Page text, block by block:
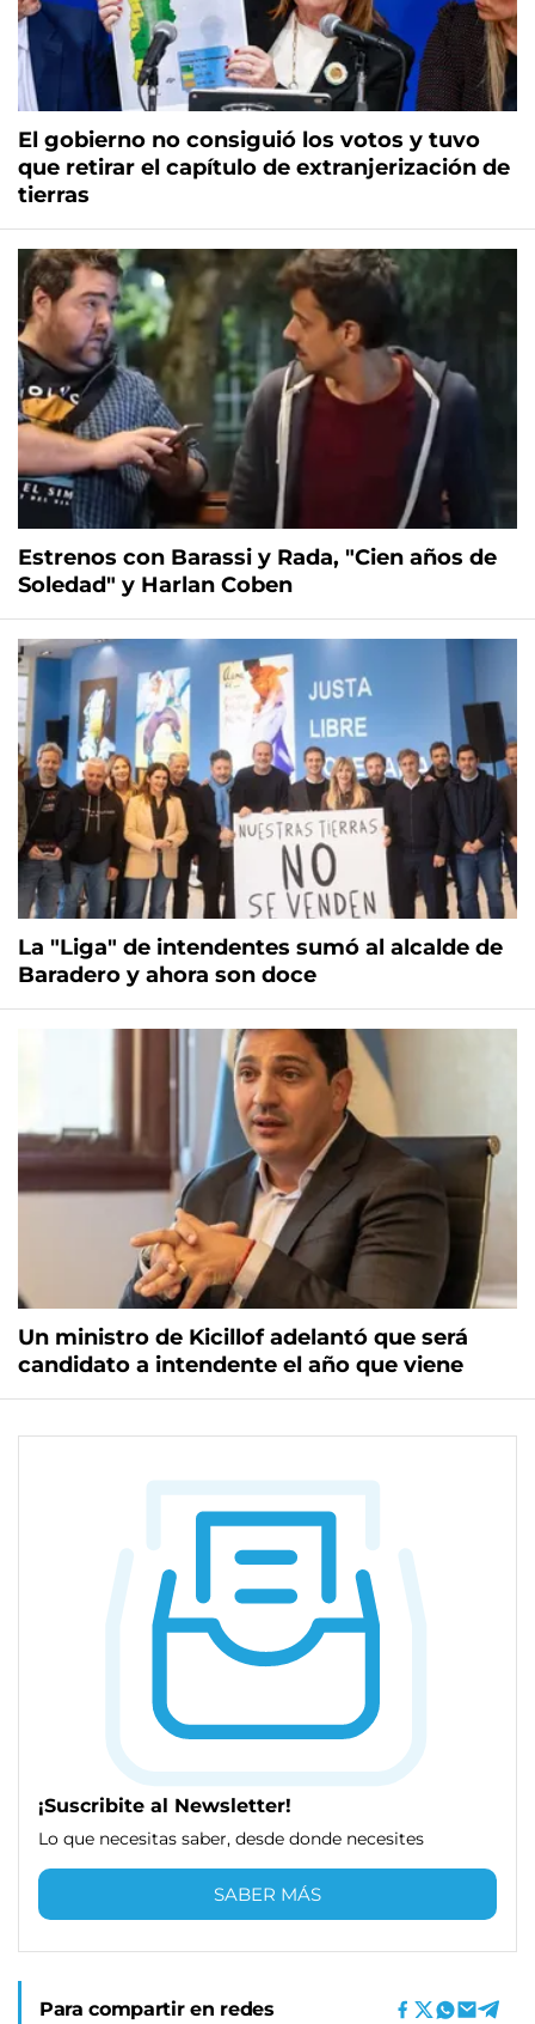
El gobierno no consiguió los votos y tuvo
que retirar el capítulo de extranjerización de
tierras
Estrenos con Barassi y Rada, "Cien años de
Soledad" y Harlan Coben
La "Liga" de intendentes sumó al alcalde de
Baradero y ahora son doce
Un ministro de Kicillof adelantó que será
candidato a intendente el año que viene
¡Suscribite al Newsletter!
Lo que necesitas saber, desde donde necesites
SABER MÁS
Para compartir en redes